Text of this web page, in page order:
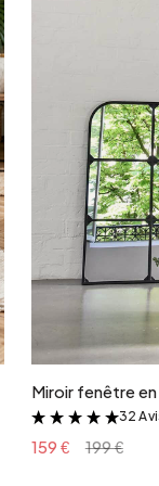
Miroir fenêtre
&
32
159 € 199 €